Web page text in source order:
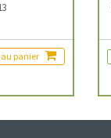
panier